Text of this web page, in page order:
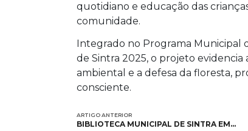
quotidiano e educação das
comunidade.
Integrado no Programa Municipal
de Sintra 2025, o projeto
ambiental e a defesa da floresta,
consciente.
ARTIGO ANTERIOR
BIBLIOTECA MUNICIPAL DE SINTRA EM…